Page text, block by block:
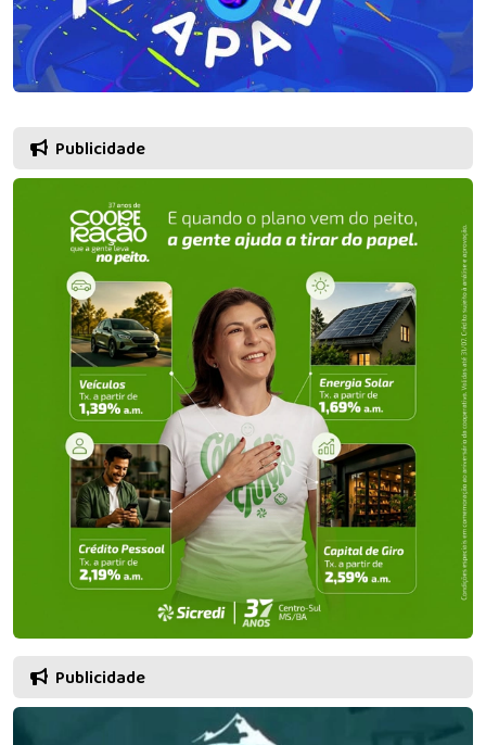
Publicidade
Publicidade